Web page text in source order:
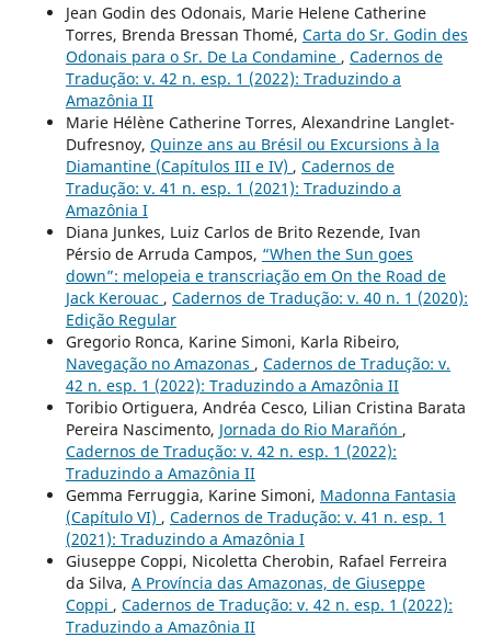
Jean Godin des Odonais, Marie Helene Catherine
Torres, Brenda Bressan Thomé, Carta do Sr. Godin des
Odonais para o Sr. De La Condamine , Cadernos de
Tradução: v. 42 n. esp. 1 (2022): Traduzindo a
Amazônia II
Marie Hélène Catherine Torres, Alexandrine Langlet-
Dufresnoy, Quinze ans au Brésil ou Excursions à la
Diamantine (Capítulos III e IV) , Cadernos de
Tradução: v. 41 n. esp. 1 (2021): Traduzindo a
Amazônia I
Diana Junkes, Luiz Carlos de Brito Rezende, Ivan
Pérsio de Arruda Campos, “When the Sun goes
down”: melopeia e transcriação em On the Road de
Jack Kerouac , Cadernos de Tradução: v. 40 n. 1 (2020):
Edição Regular
Gregorio Ronca, Karine Simoni, Karla Ribeiro,
Navegação no Amazonas , Cadernos de Tradução: v.
42 n. esp. 1 (2022): Traduzindo a Amazônia II
Toribio Ortiguera, Andréa Cesco, Lilian Cristina Barata
Pereira Nascimento, Jornada do Rio Marañón ,
Cadernos de Tradução: v. 42 n. esp. 1 (2022):
Traduzindo a Amazônia II
Gemma Ferruggia, Karine Simoni, Madonna Fantasia
(Capítulo VI) , Cadernos de Tradução: v. 41 n. esp. 1
(2021): Traduzindo a Amazônia I
Giuseppe Coppi, Nicoletta Cherobin, Rafael Ferreira
da Silva, A Província das Amazonas, de Giuseppe
Coppi , Cadernos de Tradução: v. 42 n. esp. 1 (2022):
Traduzindo a Amazônia II